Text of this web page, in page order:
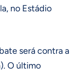
no Estádio
será contra a
O último